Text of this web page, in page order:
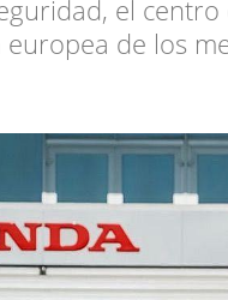
el
europea de los